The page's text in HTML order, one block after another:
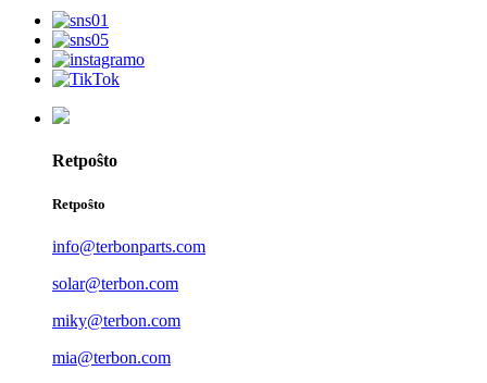
Retpoŝto
Retpoŝto
info@terbonparts.com
solar@terbon.com
miky@terbon.com
mia@terbon.com